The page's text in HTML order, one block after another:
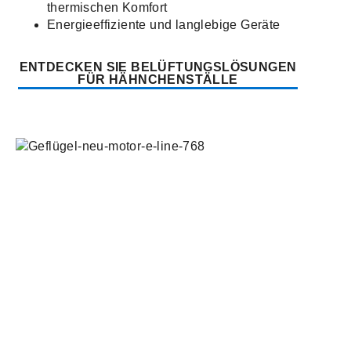
thermischen Komfort
Energieeffiziente und langlebige Geräte
ENTDECKEN SIE BELÜFTUNGSLÖSUNGEN
FÜR HÄHNCHENSTÄLLE